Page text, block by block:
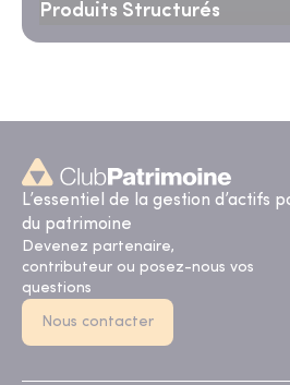
Produits Structurés
L’essentiel de la gestion d’actifs
du patrimoine
Devenez partenaire,
contributeur ou posez-nous vos
questions
Nous contacter